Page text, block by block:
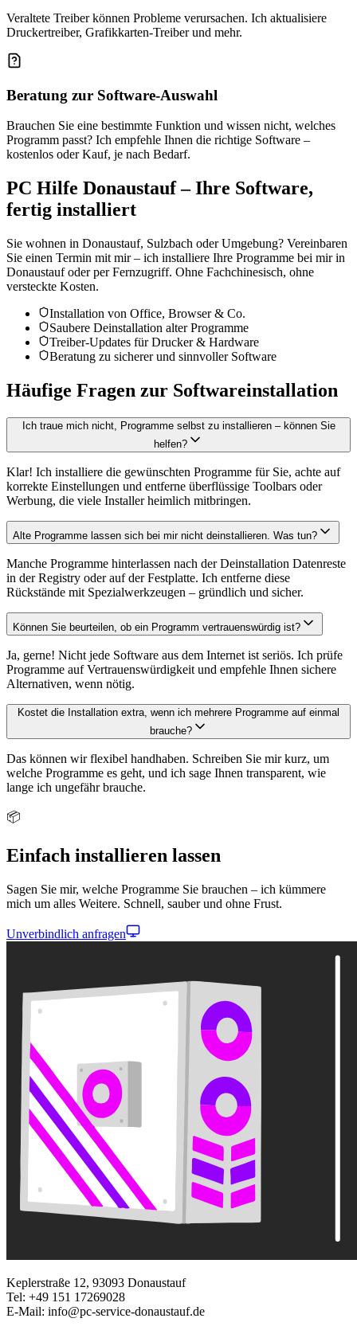
Veraltete Treiber können Probleme verursachen. Ich aktualisiere
Druckertreiber, Grafikkarten-Treiber und mehr.
Beratung zur Software-Auswahl
Brauchen Sie eine bestimmte Funktion und wissen nicht, welches
Programm passt? Ich empfehle Ihnen die richtige Software –
kostenlos oder Kauf, je nach Bedarf.
PC Hilfe Donaustauf – Ihre Software,
fertig installiert
Sie wohnen in Donaustauf, Sulzbach oder Umgebung? Vereinbaren
Sie einen Termin mit mir – ich installiere Ihre Programme bei mir in
Donaustauf oder per Fernzugriff. Ohne Fachchinesisch, ohne
versteckte Kosten.
Installation von Office, Browser & Co.
Saubere Deinstallation alter Programme
Treiber-Updates für Drucker & Hardware
Beratung zu sicherer und sinnvoller Software
Häufige Fragen zur Softwareinstallation
Ich traue mich nicht, Programme selbst zu installieren – können Sie
helfen?
Klar! Ich installiere die gewünschten Programme für Sie, achte auf
korrekte Einstellungen und entferne überflüssige Toolbars oder
Werbung, die viele Installer heimlich mitbringen.
Alte Programme lassen sich bei mir nicht deinstallieren. Was tun?
Manche Programme hinterlassen nach der Deinstallation Datenreste
in der Registry oder auf der Festplatte. Ich entferne diese
Rückstände mit Spezialwerkzeugen – gründlich und sicher.
Können Sie beurteilen, ob ein Programm vertrauenswürdig ist?
Ja, gerne! Nicht jede Software aus dem Internet ist seriös. Ich prüfe
Programme auf Vertrauenswürdigkeit und empfehle Ihnen sichere
Alternativen, wenn nötig.
Kostet die Installation extra, wenn ich mehrere Programme auf einmal
brauche?
Das können wir flexibel handhaben. Schreiben Sie mir kurz, um
welche Programme es geht, und ich sage Ihnen transparent, wie
lange ich ungefähr brauche.
📦
Einfach installieren lassen
Sagen Sie mir, welche Programme Sie brauchen – ich kümmere
mich um alles Weitere. Schnell, sauber und ohne Frust.
Unverbindlich anfragen
Keplerstraße 12, 93093 Donaustauf
Tel: +49 151 17269028
E-Mail: info@pc-service-donaustauf.de